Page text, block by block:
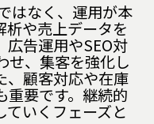
はなく、運用が本
析や売上データを
広告運用やSEO対
せ、集客を強化し
、顧客対応や在庫
重要です。継続的
ていくフェーズと